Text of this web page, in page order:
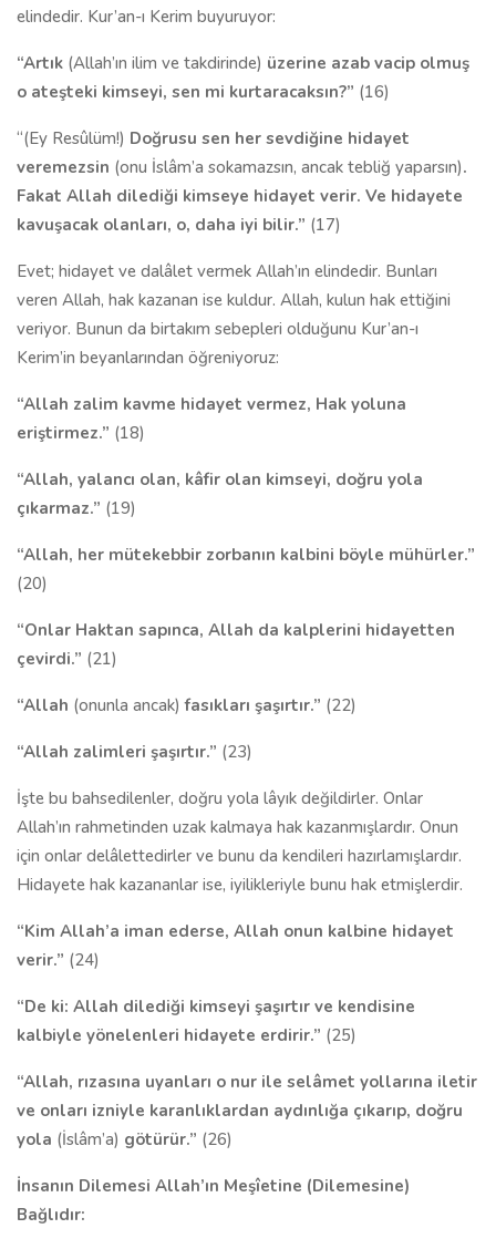
elindedir. Kur’an-ı Kerim buyuruyor:
“Artık (Allah’ın ilim ve takdirinde) üzerine azab vacip olmuş
o ateşteki kimseyi, sen mi kurtaracaksın?” (16)
“(Ey Resûlüm!) Doğrusu sen her sevdiğine hidayet
veremezsin (onu İslâm’a sokamazsın, ancak tebliğ yaparsın).
Fakat Allah dilediği kimseye hidayet verir. Ve hidayete
kavuşacak olanları, o, daha iyi bilir.” (17)
Evet; hidayet ve dalâlet vermek Allah’ın elindedir. Bunları
veren Allah, hak kazanan ise kuldur. Allah, kulun hak ettiğini
veriyor. Bunun da birtakım sebepleri olduğunu Kur’an-ı
Kerim’in beyanlarından öğreniyoruz:
“Allah zalim kavme hidayet vermez, Hak yoluna
eriştirmez.” (18)
“Allah, yalancı olan, kâfir olan kimseyi, doğru yola
çıkarmaz.” (19)
“Allah, her mütekebbir zorbanın kalbini böyle mühürler.”
(20)
“Onlar Haktan sapınca, Allah da kalplerini hidayetten
çevirdi.” (21)
“Allah (onunla ancak)fasıkları şaşırtır.” (22)
“Allah zalimleri şaşırtır.” (23)
İşte bu bahsedilenler, doğru yola lâyık değildirler. Onlar
Allah’ın rahmetinden uzak kalmaya hak kazanmışlardır. Onun
için onlar delâlettedirler ve bunu da kendileri hazırlamışlardır.
Hidayete hak kazananlar ise, iyilikleriyle bunu hak etmişlerdir.
“Kim Allah’a iman ederse, Allah onun kalbine hidayet
verir.” (24)
“De ki: Allah dilediği kimseyi şaşırtır ve kendisine
kalbiyle yönelenleri hidayete erdirir.” (25)
“Allah, rızasına uyanları o nur ile selâmet yollarına iletir
ve onları izniyle karanlıklardan aydınlığa çıkarıp, doğru
yola (İslâm’a) götürür.” (26)
İnsanın Dilemesi Allah’ın Meşîetine (Dilemesine)
Bağlıdır: